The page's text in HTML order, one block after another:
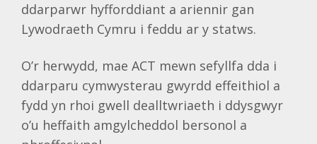
ddarparwr hyfforddiant a ariennir gan
Lywodraeth Cymru i feddu ar y statws.
O’r herwydd, mae ACT mewn sefyllfa dda i
ddarparu cymwysterau gwyrdd effeithiol a
fydd yn rhoi gwell dealltwriaeth i ddysgwyr
o’u heffaith amgylcheddol bersonol a